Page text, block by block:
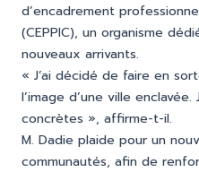
d’encadrement
(CEPPIC), un organisme
nouveaux arrivants.
« J’ai décidé de faire en
l’image d’une ville
concrètes », affirme-t-il.
M. Dadie plaide pour un
communautés, afin de